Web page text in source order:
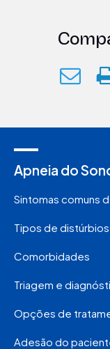
Apneia do
Sintomas comuns
Tipos de
Comorbidades
Triagem e
Opções de
Adesão do